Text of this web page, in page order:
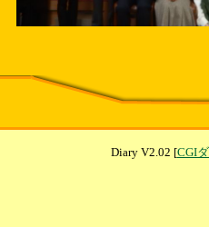
Diary V2.02 [CGI